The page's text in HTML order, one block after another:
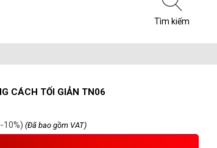
Tìm kiếm
CÁCH TỐI GIẢN TN06
10%) (Đã bao gồm VAT)